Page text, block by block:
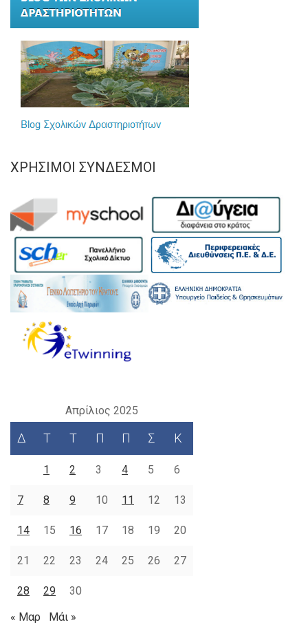
ΧΡΉΣΙΜΟΙ ΣΎΝΔΕΣΜΟΙ
Απρίλιος 2025
Δ Τ Τ Π Π Σ Κ
1 2 3 4 5 6
7 8 9 10 11 12 13
14 15 16 17 18 19 20
21 22 23 24 25 26 27
28 29
30
« Μαρ
Μάι »